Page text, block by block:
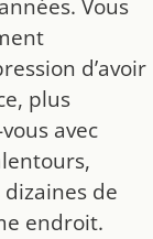
Vous
d’avoir
plus
avec
de
endroit.